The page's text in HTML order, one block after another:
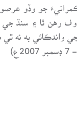
جو وڏو
رهن ٿا ۽ سنڌ جي
واندڪائي به نه ٿي